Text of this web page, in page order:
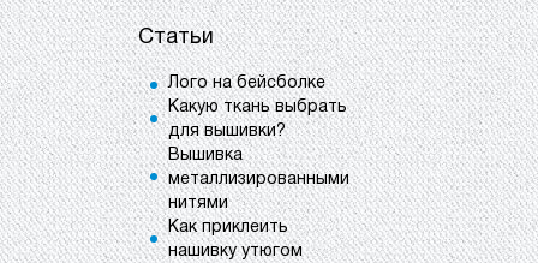
Статьи
Лого на бейсболке
Какую ткань выбрать
для вышивки?
Вышивка
металлизированными
нитями
Как приклеить
нашивку утюгом